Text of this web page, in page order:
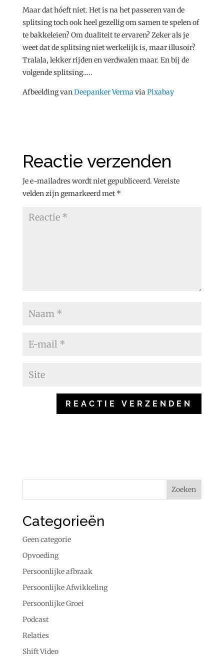
Maar dat hóeft niet. Het is na het passeren van de
splitsing toch ook heel gezellig om samen te spelen of
te bakkeleien? Om dualiteit te ervaren? Zeker als je
weet dat de splitsing niet werkelijk is, maar illusoir?
Tralala, lekker rijden en verdwalen maar. En bij de
volgende splitsing…..
Afbeelding vanDeepanker VermaviaPixabay
Reactie verzenden
Je e-mailadres wordt niet gepubliceerd. Vereiste
velden zijn gemarkeerd met *
Categorieën
Geen categorie
Opvoeding
Persoonlijke afbraak
Persoonlijke Afwikkeling
Persoonlijke Groei
Podcast
Relaties
Shift Video